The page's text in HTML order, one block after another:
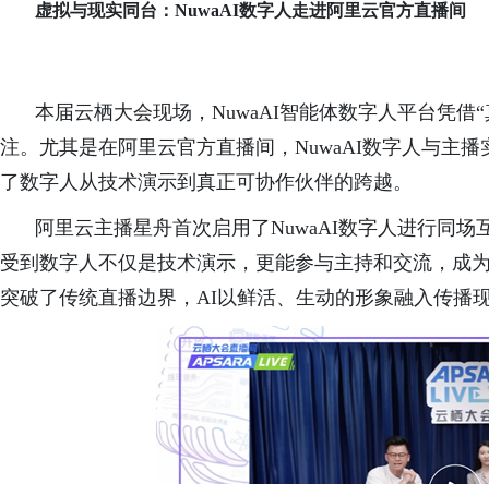
虚拟与现实同台： NuwaAI数字人走进阿里云官方直播间
本届云栖大会现场，NuwaAI智能体数字人平台凭借
注。尤其是在阿里云官方直播间，NuwaAI数字人与主
了数字人从技术演示到真正可协作伙伴的跨越。
阿里云主播星舟首次启用了NuwaAI数字人进行同
受到数字人不仅是技术演示，更能参与主持和交流，成
突破了传统直播边界，AI以鲜活、生动的形象融入传播